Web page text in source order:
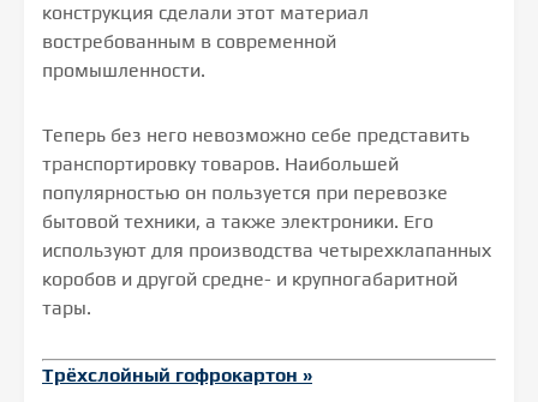
конструкция сделали этот материал
востребованным в современной
промышленности.
Теперь без него невозможно себе представить
транспортировку товаров. Наибольшей
популярностью он пользуется при перевозке
бытовой техники, а также электроники. Его
используют для производства четырехклапанных
коробов и другой средне- и крупногабаритной
тары.
Трёхслойный гофрокартон »